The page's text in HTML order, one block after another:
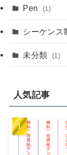
Pen (1)
シーケンス
未分類 (1)
人気記事